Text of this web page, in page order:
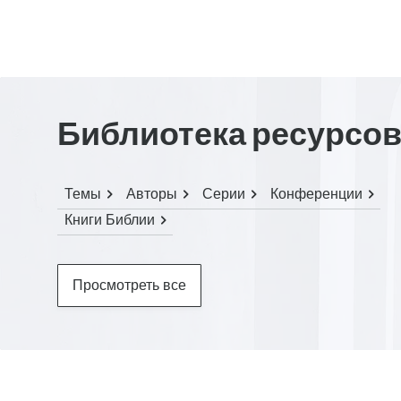
Библиотека ресурсов
Темы Авторы Серии
Конференции
Книги Библии
Просмотреть все